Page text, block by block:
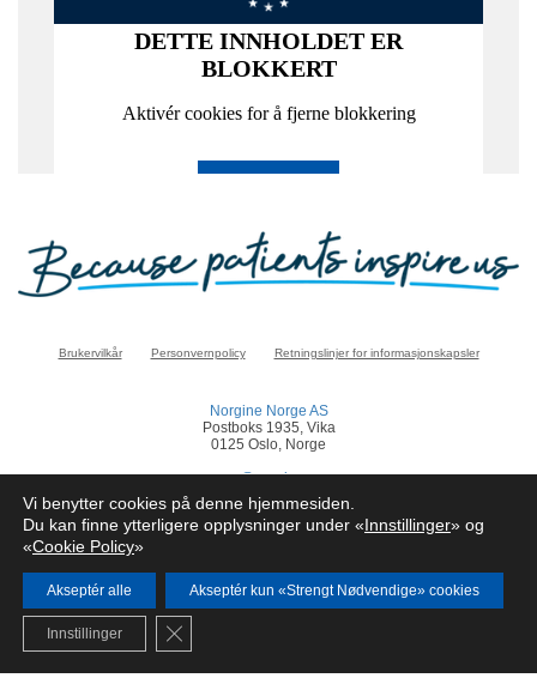
Brukervilkår Personvernpolicy Retningslinjer for informasjonskapsler
Norgine Norge AS
Postboks 1935, Vika
0125 Oslo, Norge
norge@norgine.com
Klikkherfor å rapportere en bivirkning
NO-COR-NP-2200024
Vi benytter cookies på denne hjemmesiden.
Du kan finne ytterligere opplysninger under «Innstillinger» og
«Cookie Policy»
Akseptér alle Akseptér kun «Strengt Nødvendige» cookies
Innstillinger Close GDPR Cookie Banner